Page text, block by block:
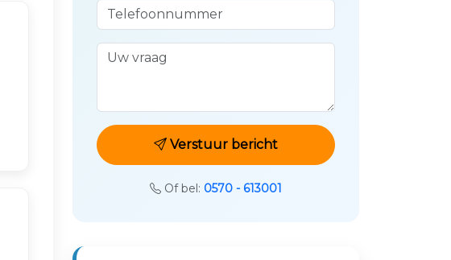
Telefoonnummer
Uw vraag
Verstuur bericht
Of bel: 0570 - 613001